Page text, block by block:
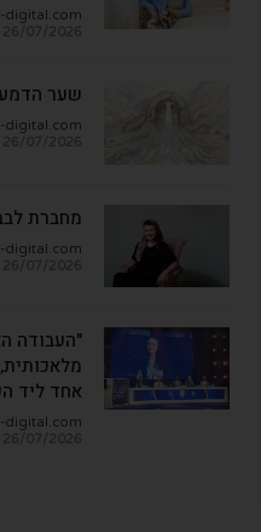
digital.com
שער
digital.com
מחברת
digital.com
"העבודה
אחד ליד
digital.com